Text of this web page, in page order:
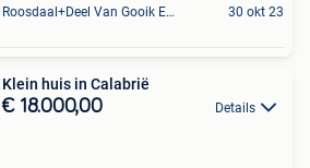
Roosdaal+Deel Van Gooik En Sint-Kwintens-Lennik 30 okt 23
Klein huis in Calabrië
€ 18.000,00 Details